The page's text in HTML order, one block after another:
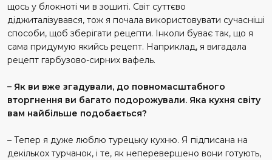
щось у блокноті чи в зошиті. Світ суттєво
діджиталізувався, тож я почала використовувати сучасніші
способи, щоб зберігати рецепти. Інколи буває так, що я
сама придумую якийсь рецепт. Наприклад, я вигадала
рецепт гарбузово-сирних вафель.
– Як ви вже згадували, до повномасштабного
вторгнення ви багато подорожували. Яка кухня світу
вам найбільше подобається?
– Тепер я дуже люблю турецьку кухню. Я підписана на
декількох турчанок, і те, як неперевершено вони готують,